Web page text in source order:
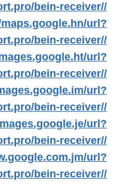
bein-receiver//
url?
bein-receiver//
url?
bein-receiver//
url?
bein-receiver//
url?
bein-receiver//
url?
bein-receiver//